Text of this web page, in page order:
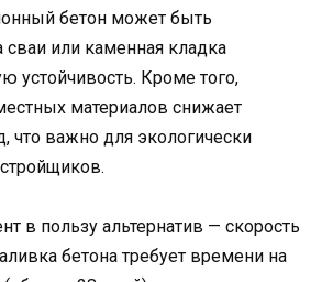
бетон может быть
или каменная кладка
устойчивость. Кроме того,
материалов снижает
что важно для экологически
в пользу альтернатив — скорость
бетона требует времени на